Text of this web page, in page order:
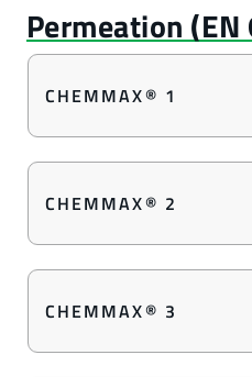
CHEMMAX® 1
CHEMMAX® 2
CHEMMAX® 3